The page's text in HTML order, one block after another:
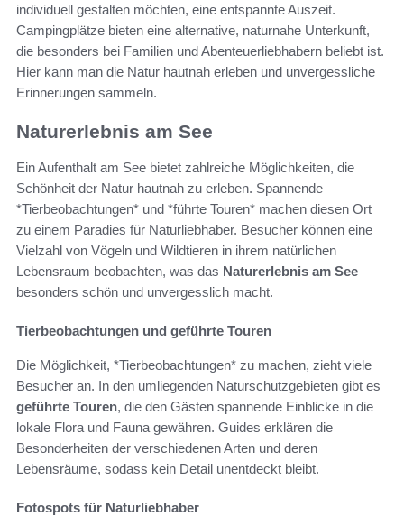
individuell gestalten möchten, eine entspannte Auszeit.
Campingplätze bieten eine alternative, naturnahe Unterkunft,
die besonders bei Familien und Abenteuerliebhabern beliebt ist.
Hier kann man die Natur hautnah erleben und unvergessliche
Erinnerungen sammeln.
Naturerlebnis am See
Ein Aufenthalt am See bietet zahlreiche Möglichkeiten, die
Schönheit der Natur hautnah zu erleben. Spannende
*Tierbeobachtungen* und *führte Touren* machen diesen Ort
zu einem Paradies für Naturliebhaber. Besucher können eine
Vielzahl von Vögeln und Wildtieren in ihrem natürlichen
Lebensraum beobachten, was das Naturerlebnis am See
besonders schön und unvergesslich macht.
Tierbeobachtungen und geführte Touren
Die Möglichkeit, *Tierbeobachtungen* zu machen, zieht viele
Besucher an. In den umliegenden Naturschutzgebieten gibt es
geführte Touren, die den Gästen spannende Einblicke in die
lokale Flora und Fauna gewähren. Guides erklären die
Besonderheiten der verschiedenen Arten und deren
Lebensräume, sodass kein Detail unentdeckt bleibt.
Fotospots für Naturliebhaber